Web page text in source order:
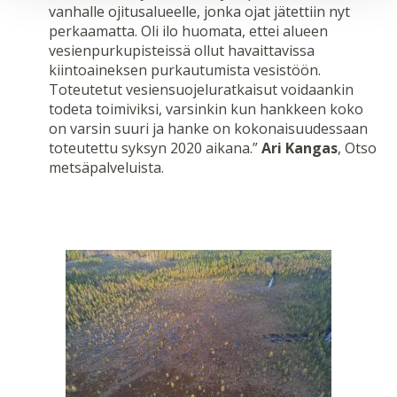
vanhalle ojitusalueelle, jonka ojat jätettiin nyt
perkaamatta. Oli ilo huomata, ettei alueen
vesienpurkupisteissä ollut havaittavissa
kiintoaineksen purkautumista vesistöön.
Toteutetut vesiensuojeluratkaisut voidaankin
todeta toimiviksi, varsinkin kun hankkeen koko
on varsin suuri ja hanke on kokonaisuudessaan
toteutettu syksyn 2020 aikana.”Ari Kangas, Otso
metsäpalveluista.